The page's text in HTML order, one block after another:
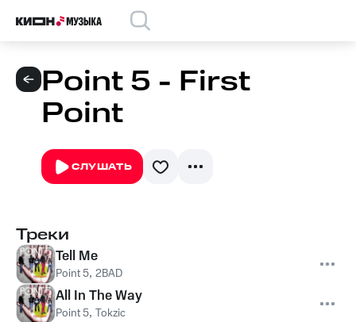
Point 5 - First
Point
СЛУШАТЬ
Треки
Tell Me
Point 5, 2BAD
All In The Way
Point 5, Tokzic